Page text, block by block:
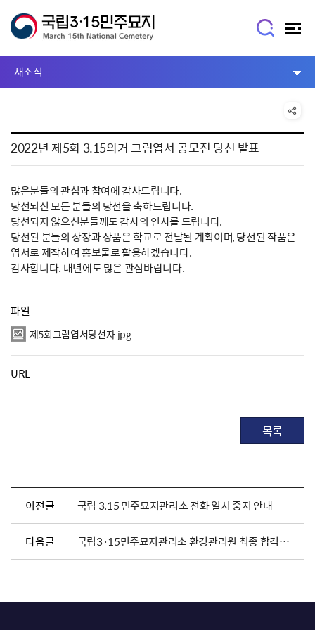
새소식
2022년 제5회 3.15의거 그림엽서 공모전 당선 발표
많은분들의 관심과 참여에 감사드립니다.
당선되신 모든 분들의 당선을 축하드립니다.
당선되지 않으신분들께도 감사의 인사를 드립니다.
당선된 분들의 상장과 상품은 학교로 전달될 계획이며, 당선된 작품은
엽서로 제작하여 홍보물로 활용하겠습니다.
감사합니다. 내년에도 많은 관심바랍니다.
파일
제5회그림엽서당선자.jpg
URL
목록
이전글 국립 3.15 민주묘지관리소 전화 일시 중지 안내
다음글 국립3·15민주묘지관리소 환경관리원 최종 합격자 및 채용서류 제출 공고